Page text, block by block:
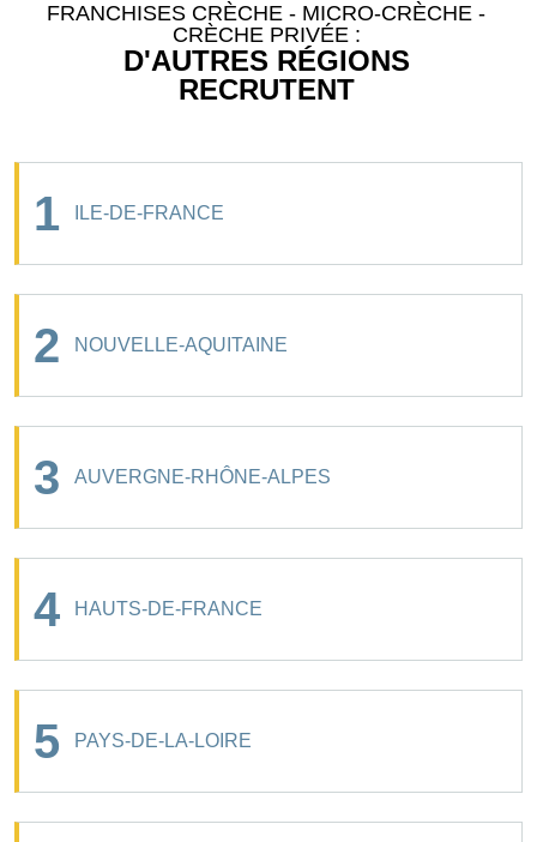
FRANCHISES CRÈCHE - MICRO-CRÈCHE -
CRÈCHE PRIVÉE :
D'AUTRES RÉGIONS
RECRUTENT
1 ILE-DE-FRANCE
2 NOUVELLE-AQUITAINE
3 AUVERGNE-RHÔNE-ALPES
4 HAUTS-DE-FRANCE
5 PAYS-DE-LA-LOIRE